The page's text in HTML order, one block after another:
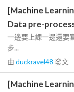
[Machine
Data pre-
一邊要上課一邊還要
步...
由 duckravel48 發文
[Machine